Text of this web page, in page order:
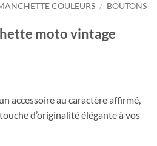
COULEURS / BOUTONS
moto vintage
accessoire au caractère affirmé,
d’originalité élégante à vos